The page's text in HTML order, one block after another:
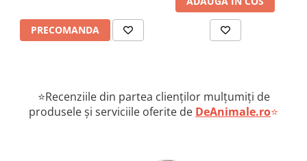
PRECOMANDA
⭐Recenziile din partea clienților mulțumiți de
produsele și serviciile oferite de DeAnimale.ro⭐